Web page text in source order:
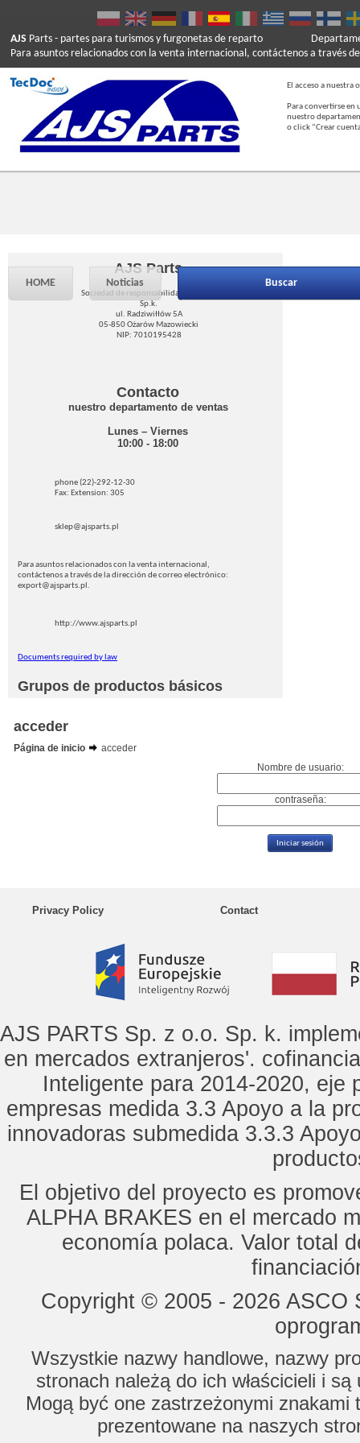
AJS Parts - partes para turismos y furgonetas de reparto
Para asuntos relacionados con la venta internacional, contáctenos a través
El acceso a nuestra
Para convertirse en
nuestro
o click “Crear
HOME Noticias Buscar
AJS Parts
Sociedad de responsabilidad limitada
Sp.k.
ul. Radziwiłłów 5A
05-850 Ożarów Mazowiecki
NIP: 7010195428
Contacto
nuestro departamento de ventas
Lunes – Viernes
10:00 - 18:00
phone (22)-292-12-30
Fax: Extension: 305
sklep@ajsparts.pl
Para asuntos relacionados con la venta internacional,
contáctenos a través de la dirección de correo electrónico:
export@ajsparts.pl.
http://www.ajsparts.pl
Documents required by law
Grupos de productos básicos
acceder
Página de inicio
acceder
Nombre de usuario:
contraseña:
Privacy Policy Contact
AJS PARTS Sp. z o.o. Sp. k.
en mercados extranjeros'.
Inteligente para 2014-2020, eje
empresas medida 3.3 Apoyo a la
innovadoras submedida 3.3.3
El objetivo del proyecto es
ALPHA BRAKES en el mercado
economía polaca. Valor total
Copyright © 2005 - 2026
Wszystkie nazwy handlowe, nazwy
stronach należą do ich właścicieli i
Mogą być one zastrzeżonymi znakami
prezentowane na naszych